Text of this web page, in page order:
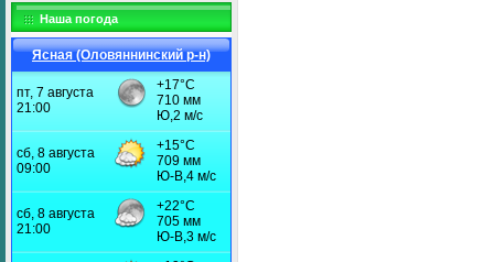
Наша погода
Ясная (Оловяннинский р-н)